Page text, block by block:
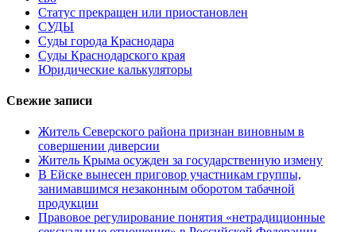
Статус прекращен или приостановлен
СУДЫ
Суды города Краснодара
Суды Краснодарского края
Юридические калькуляторы
Свежие записи
Житель Северского района признан виновным в
совершении диверсии
Житель Крыма осужден за государственную измену
В Ейске вынесен приговор участникам группы,
занимавшимся незаконным оборотом табачной
продукции
Правовое регулирование понятия «нетрадиционные